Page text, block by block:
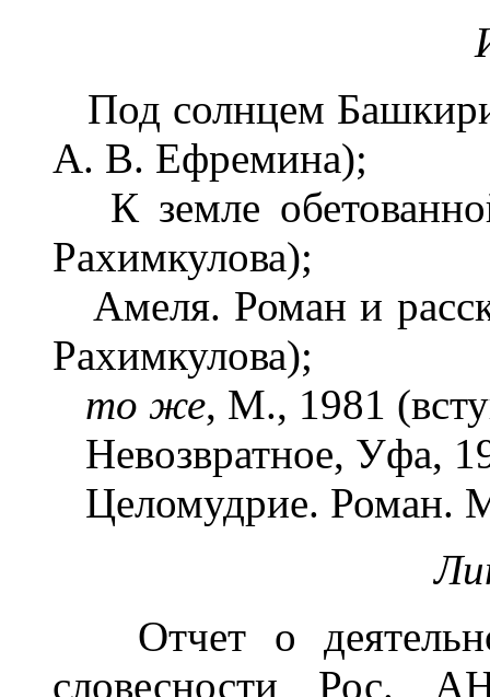
Под солнцем
А. В. Ефремина);
К земле
Рахимкулова);
Амеля. Роман и
Рахимкулова);
то же, М., 1981
Невозвратное, Уфа,
Целомудрие. Роман.
Отчет о
словесности